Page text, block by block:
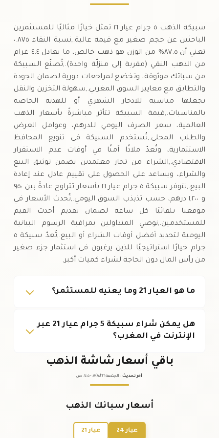
سبيكة الذهب ٥ جرام عيار ٢١ تمثل خيارًا مثاليًا للمستثمرين
الباحثين عن حجم صغير مع قيمة عالية.,نسبة النقاء ٠.٨٧٥
تعني أن ٨٧.٥% من الوزن هو ذهب خالص، ما يعادل ٤.٤ غرام
من الذهب النقي (مقربة إلى منزلّة واحدة).,تُصنّع السبيكة
من سبائك موثوقة، وتخضع لمراجعات دورية لضمان الجودة
والتطابق مع معايير السوق المغربي.,سهولة التخزين والنقل
تجعلها مناسبة للادخار الشهري أو للهدية الخاصة
بالمناسبات.,قيمة السبيكة تتأثر مباشرةً بأسعار الذهب
العالمية، سعر الصرف اليومي للدرهم، وعوامل العرض
والطلب المحلي.,تُستخدم السبيكة في تنويع المحافظ
الاستثمارية، وتُعدّ ملاذًا آمنًا في أوقات عدم الاستقرار
الاقتصادي.,الشراء من تجار معتمدين يضمن توثيق البيع
والشراء، ويساعد على الحصول على تقييم عادل عند إعادة
البيع.,تتوفر سبيكة ٥ جرام عيار ٢١ بأسعار تتراوح عادةً بين ٩٥٠
و ١,٢٠٠ درهم، حسب تذبذب السوق اليومي.,تُحدث الأسعار في
موقعنا تلقائيًا كل ساعة لضمان تقديم أحدث القيم
للمستخدمين.,نوصي المتداولين بمراقبة الرسوم البيانية
اليومية لتحديد أفضل أوقات الشراء أو البيع.,تُعدّ سبيكة ٥
جرام خيارًا استراتيجيًا للذين يرغبون في استثمار جزء صغير
من رأس المال دون الحاجة لشراء كميات أكبر.
ما هو العيار 21 وما يعنيه للمستثمر؟
هل يمكن شراء سبيكة 5 جرام عيار 21 عبر
الإنترنت في المغرب؟
باقي أسعار شاشة الذهب
آخر تحديث : الجمعة ٠٧ /٠٨/٢٠٢٦ - ٠٧:٠٥ ص
أسعار سبائك الذهب
عيار 24 عيار 21